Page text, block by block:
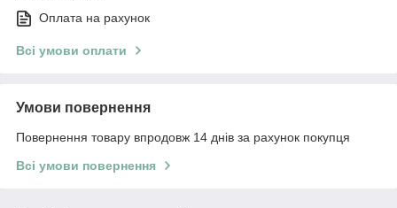
Оплата на рахунок
Всі умови оплати
Умови повернення
Повернення товару впродовж 14 днів за рахунок покупця
Всі умови повернення